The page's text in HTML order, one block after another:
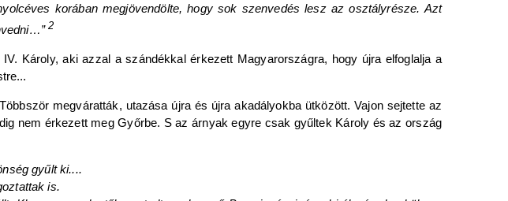
korában megjövendölte, hogy sok szenvedés lesz az osztályrésze. Azt
2
Károly, aki azzal a szándékkal érkezett Magyarországra, hogy újra elfoglalja a
megváratták, utazása újra és újra akadályokba ütközött. Vajon sejtette az
nem érkezett meg Győrbe. S az árnyak egyre csak gyűltek Károly és az ország
gyűlt ki....
is.